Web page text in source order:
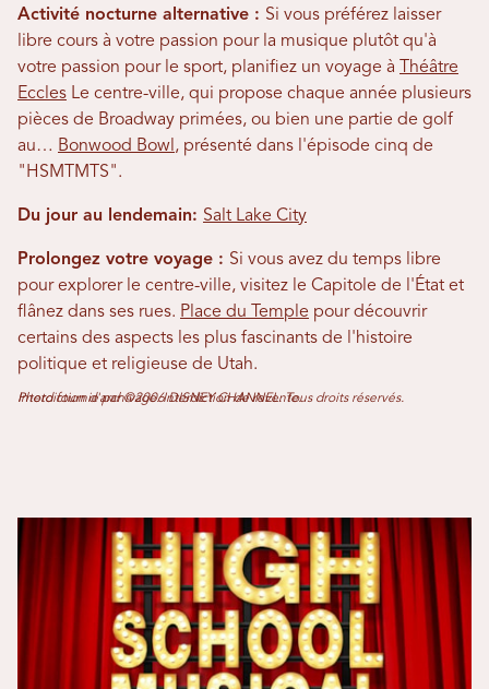
Activité nocturne alternative : Si vous préférez laisser
libre cours à votre passion pour la musique plutôt qu'à
votre passion pour le sport, planifiez un voyage à
Théâtre
Eccles Le centre-ville, qui propose chaque année plusieurs
pièces de Broadway primées, ou bien une partie de golf
au… Bonwood Bowl , présenté dans l'épisode cinq de
"HSMTMTS".
Du jour au lendemain: Salt Lake City
Prolongez votre voyage : Si vous avez du temps libre
pour explorer le centre-ville, visitez le Capitole de l'État et
flânez dans ses rues. Place du Temple pour découvrir
certains des aspects les plus fascinants de l'histoire
politique et religieuse de Utah.
Photo fournie par ©2006 DISNEY CHANNEL. Tous droits réservés. Interdiction d'archivage. Interdiction de revente.